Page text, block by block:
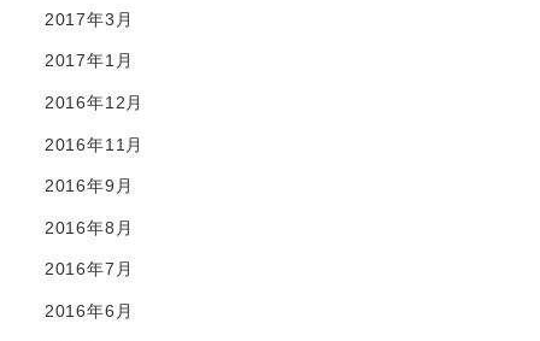
2017年3月
2017年1月
2016年12月
2016年11月
2016年9月
2016年8月
2016年7月
2016年6月